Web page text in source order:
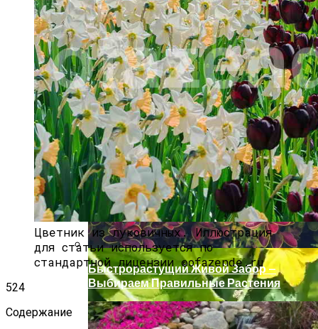
Крупный Урожай Чеснока: Агротехника
Выращивания
Быстрорастущий Живой Забор —
Выбираем Правильные Растения
Цветник из луковичных. Иллюстрация
для статьи используется по
стандартной лицензии ©ofazende.ru
524
Содержание